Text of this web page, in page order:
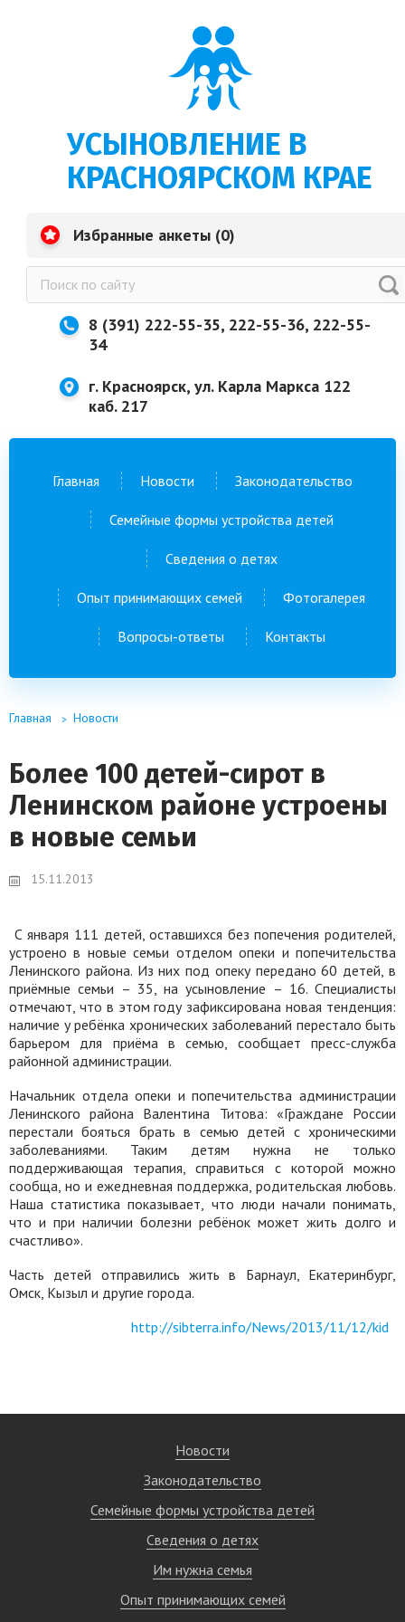
УСЫНОВЛЕНИЕ В
КРАСНОЯРСКОМ КРАЕ
Избранные анкеты (0)
8 (391) 222-55-35, 222-55-36, 222-55-
34
г. Красноярск, ул. Карла Маркса 122
каб. 217
Главная Новости Законодательство
Семейные формы устройства детей
Сведения о детях
Опыт принимающих семей Фотогалерея
Вопросы-ответы Контакты
Главная Новости
Более 100 детей-сирот в
Ленинском районе устроены
в новые семьи
15.11.2013
С января 111 детей, оставшихся без попечения родителей,
устроено в новые семьи отделом опеки и попечительства
Ленинского района. Из них под опеку передано 60 детей, в
приёмные семьи – 35, на усыновление – 16. Специалисты
отмечают, что в этом году зафиксирована новая тенденция:
наличие у ребёнка хронических заболеваний перестало быть
барьером для приёма в семью, сообщает пресс-служба
районной администрации.
Начальник отдела опеки и попечительства администрации
Ленинского района Валентина Титова: «Граждане России
перестали бояться брать в семью детей с хроническими
заболеваниями. Таким детям нужна не только
поддерживающая терапия, справиться с которой можно
сообща, но и ежедневная поддержка, родительская любовь.
Наша статистика показывает, что люди начали понимать,
что и при наличии болезни ребёнок может жить долго и
счастливо».
Часть детей отправились жить в Барнаул, Екатеринбург,
Омск, Кызыл и другие города.
http://sibterra.info/News/2013/11/12/kid
Новости
Законодательство
Семейные формы устройства детей
Сведения о детях
Им нужна семья
Опыт принимающих семей